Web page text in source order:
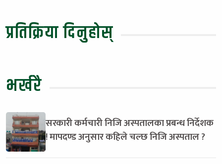
प्रतिक्रिया दिनुहोस्
भर्खरै
सरकारी कर्मचारी निजि अस्पतालका प्रबन्ध निर्देशक
! मापदण्ड अनुसार कहिले चल्छ निजि अस्पताल ?